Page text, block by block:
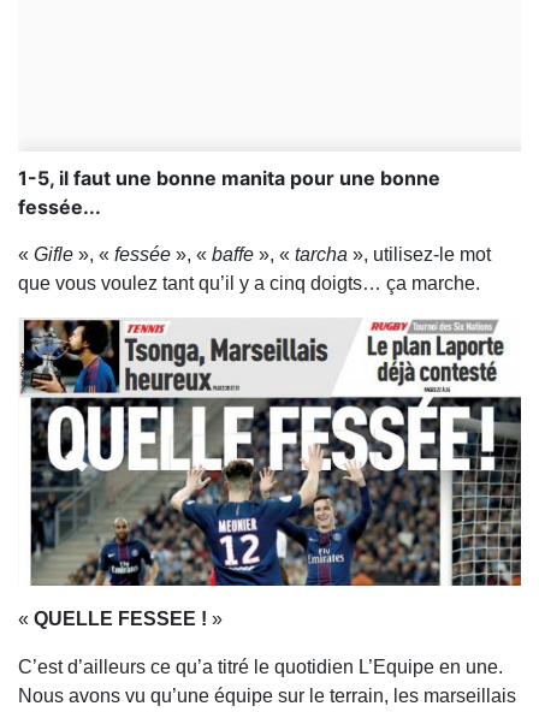
1-5, il faut une bonne manita pour une bonne
fessée...
« Gifle », « fessée », « baffe », « tarcha », utilisez-le mot
que vous voulez tant qu’il y a cinq doigts… ça marche.
« QUELLE FESSEE ! »
C’est d’ailleurs ce qu’a titré le quotidien L’Equipe en une.
Nous avons vu qu’une équipe sur le terrain, les marseillais